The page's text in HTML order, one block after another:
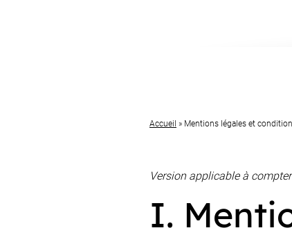
Accueil » Mentions légales et
Version applicable à
I.